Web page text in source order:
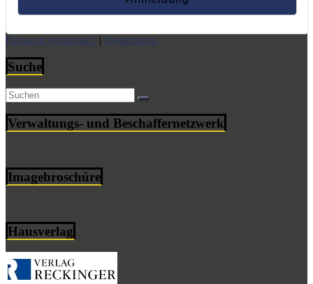
Passwort vergessen? | Registrieren
Suche
Verwaltungs- und Beschaffernetzwerk
Imagebroschüre
Hausverlag